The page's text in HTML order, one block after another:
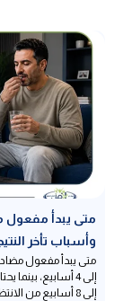
متى يبدأ مفعول
وأسباب تأخر
متى يبدأ مفعول
إلى 8 أسابيع من